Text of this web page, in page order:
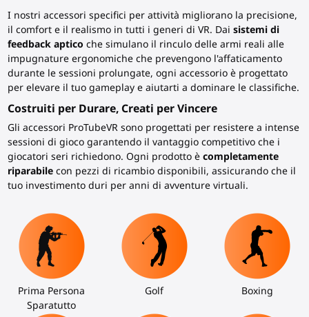
I nostri accessori specifici per attività migliorano la precisione,
il comfort e il realismo in tutti i generi di VR. Dai sistemi di
feedback aptico che simulano il rinculo delle armi reali alle
impugnature ergonomiche che prevengono l'affaticamento
durante le sessioni prolungate, ogni accessorio è progettato
per elevare il tuo gameplay e aiutarti a dominare le classifiche.
Costruiti per Durare, Creati per Vincere
Gli accessori ProTubeVR sono progettati per resistere a intense
sessioni di gioco garantendo il vantaggio competitivo che i
giocatori seri richiedono. Ogni prodotto è completamente
riparabilecon pezzi di ricambio disponibili, assicurando che il
tuo investimento duri per anni di avventure virtuali.
Prima Persona
Sparatutto
Golf Boxing